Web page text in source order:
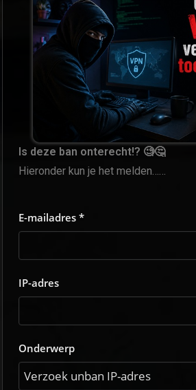
Is deze ban onterecht!? 🧐🤔
Hieronder kun je het melden……
E-mailadres *
IP-adres
Onderwerp